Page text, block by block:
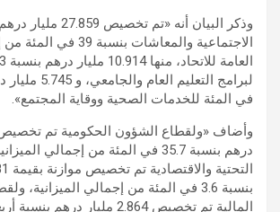
وذكر البيان أنه «تم
الاجتماعية والمعاشات
لبرامج التعليم
في المئة للخدمات الصحية ووقاية المجتمع».
درهم بنسبة 35.7 في المئة من إجمالي
بنسبة 3.6 في المئة من إجمالي الميزانية،
المالية تم تخصيص 2.864 مليار